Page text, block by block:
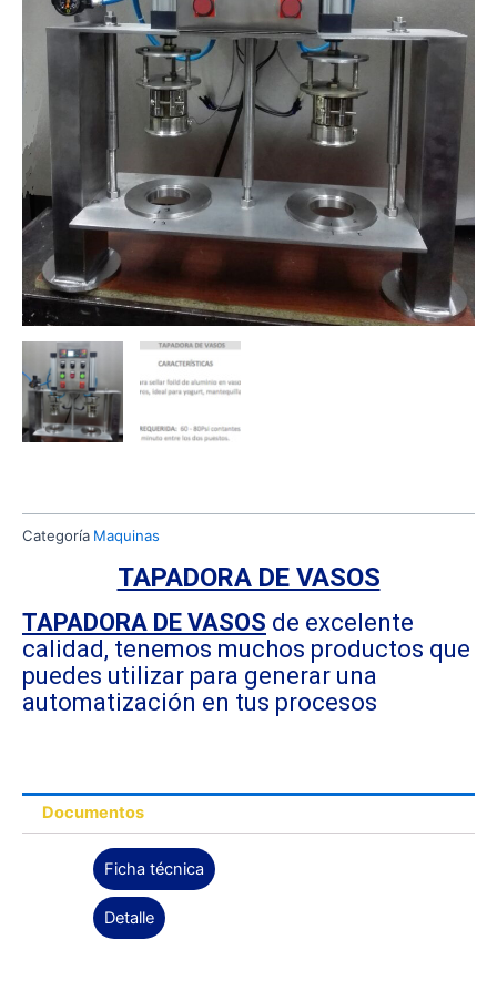
Categoría Maquinas
TAPADORA DE VASOS
TAPADORA DE VASOS de excelente
calidad, tenemos muchos productos que
puedes utilizar para generar una
automatización en tus procesos
Documentos
Ficha técnica
Detalle